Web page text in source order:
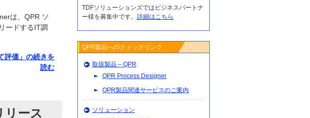
は、QPR ソ
ードするIT調
評価」の続きを
読む
リース
TDFソリューションズではビジネスパートナ
ー様を募集中です。 詳細はこちら
QPR製品へのクィックリンク
取扱製品 – QPR
QPR Process Designer
QPR製品関連サービスのご案内
ソリューション